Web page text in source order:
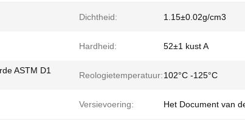
Dichtheid: 1.15±0.02g/cm3
Hardheid: 52±1 kust A
ASTM D1
Reologietemperatuur:102°C -125°C
Versievoering: Het Document van